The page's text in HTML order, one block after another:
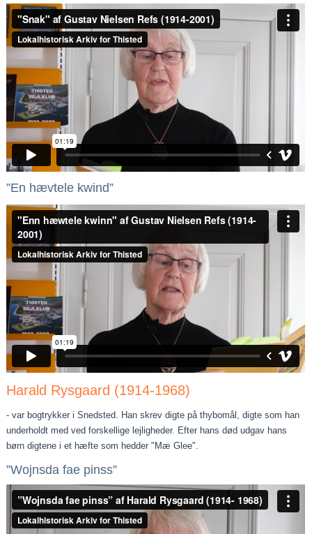
”En hævtele kwind”
Harald Rysgaard (1914-1968)
- var bogtrykker i Snedsted. Han skrev digte på thybomål, digte som han
underholdt med ved forskellige lejligheder. Efter hans død udgav hans
børn digtene i et hæfte som hedder "Mæ Glee".
”Wojnsda fae pinss”